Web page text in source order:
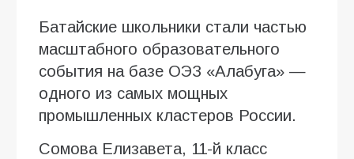
Батайские школьники стали частью
масштабного образовательного
события на базе ОЭЗ «Алабуга» —
одного из самых мощных
промышленных кластеров России.
Сомова Елизавета, 11-й класс